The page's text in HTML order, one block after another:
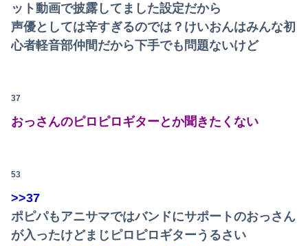
ット動画で披露してました設定だから
声優としては辛すぎるのでは？けいおんはみんな初
心者軽音部仲間だから下手でも問題ないけど
37
おっさんのピロピロギターとか聞きたくない
53
>>37
ポピパもアニサマではバンドにサポートのおっさん
が入ったけどまじピロピロギターうるさい